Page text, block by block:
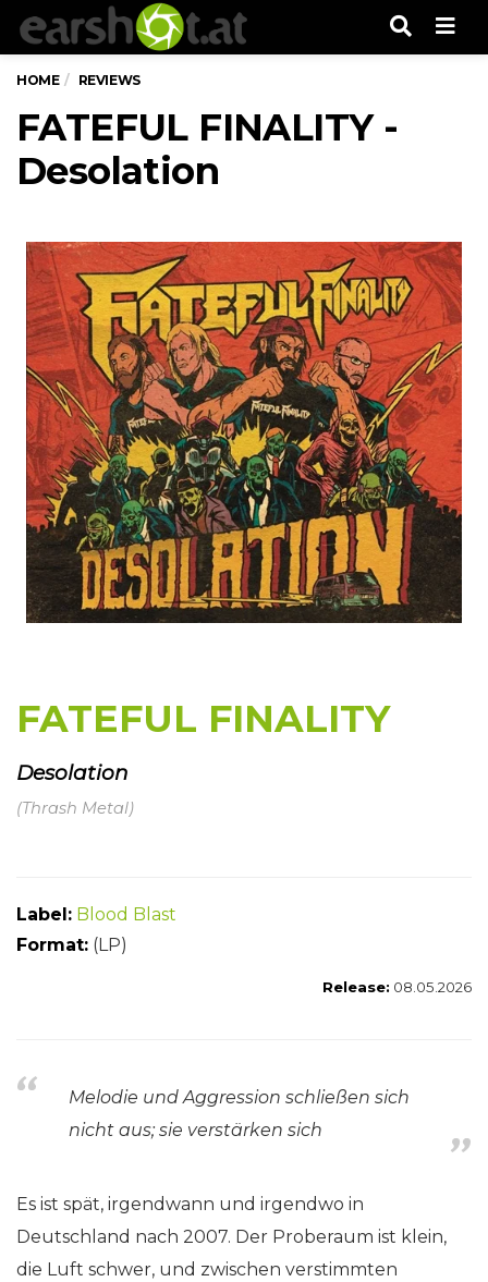
HOME REVIEWS
FATEFUL FINALITY -
Desolation
FATEFUL FINALITY
Desolation
(Thrash Metal)
Label: Blood Blast
Format: (LP)
Release: 08.05.2026
Melodie und Aggression schließen sich
nicht aus; sie verstärken sich
Es ist spät, irgendwann und irgendwo in
Deutschland nach 2007. Der Proberaum ist klein,
die Luft schwer, und zwischen verstimmten